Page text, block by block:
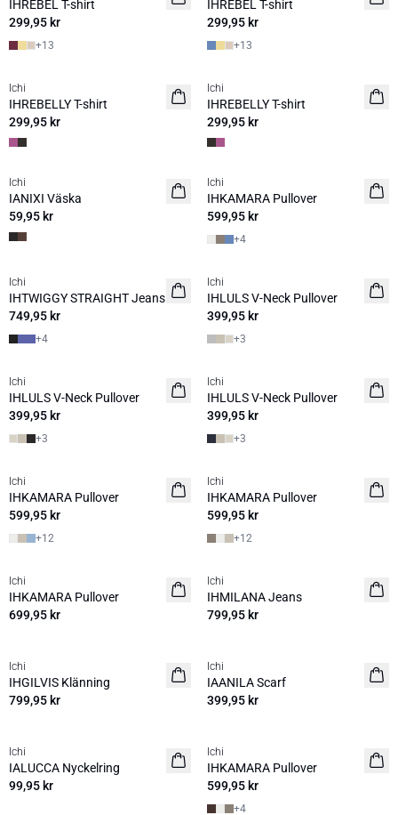
IHREBEL T-shirt
299,95 kr
+13
IHREBEL T-shirt
299,95 kr
+13
NYHET
Ichi
IHREBELLY T-shirt
299,95 kr
NYHET
Ichi
IHREBELLY T-shirt
299,95 kr
NYHET
Ichi
IANIXI Väska
59,95 kr
NYHET
Ichi
IHKAMARA Pullover
599,95 kr
+4
NYHET
Ichi
IHTWIGGY STRAIGHT Jeans
749,95 kr
+4
2 FÖR 699:-
Ichi
IHLULS V-Neck Pullover
399,95 kr
+3
2 FÖR 699:-
Ichi
IHLULS V-Neck Pullover
399,95 kr
+3
2 FÖR 699:-
Ichi
IHLULS V-Neck Pullover
399,95 kr
+3
NYHET
Ichi
IHKAMARA Pullover
599,95 kr
+12
NYHET
Ichi
IHKAMARA Pullover
599,95 kr
+12
NYHET
Ichi
IHKAMARA Pullover
699,95 kr
NYHET
Ichi
IHMILANA Jeans
799,95 kr
NYHET
Ichi
IHGILVIS Klänning
799,95 kr
NYHET
Ichi
IAANILA Scarf
399,95 kr
NYHET
Ichi
IALUCCA Nyckelring
99,95 kr
NYHET
Ichi
IHKAMARA Pullover
599,95 kr
+4